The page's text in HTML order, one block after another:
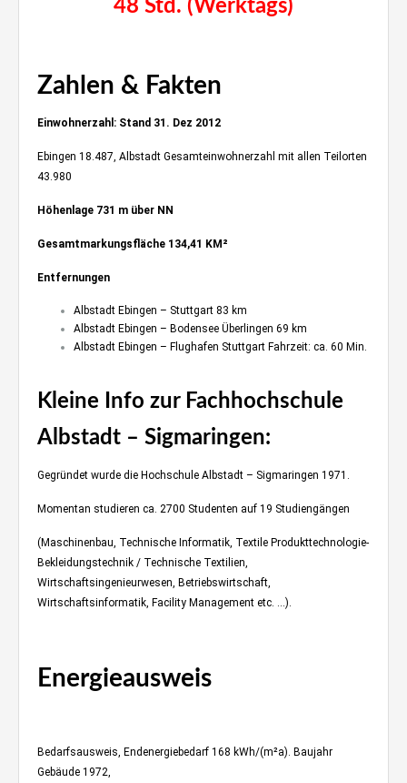
48 Std. (Werktags)
Zahlen & Fakten
Einwohnerzahl: Stand 31. Dez 2012
Ebingen 18.487, Albstadt Gesamteinwohnerzahl mit allen Teilorten
43.980
Höhenlage 731 m über NN
Gesamtmarkungsfläche 134,41 KM²
Entfernungen
Albstadt Ebingen – Stuttgart 83 km
Albstadt Ebingen – Bodensee Überlingen 69 km
Albstadt Ebingen – Flughafen Stuttgart Fahrzeit: ca. 60 Min.
Kleine Info zur Fachhochschule
Albstadt – Sigmaringen:
Gegründet wurde die Hochschule Albstadt – Sigmaringen 1971.
Momentan studieren ca. 2700 Studenten auf 19 Studiengängen
(Maschinenbau, Technische Informatik, Textile Produkttechnologie-
Bekleidungstechnik / Technische Textilien,
Wirtschaftsingenieurwesen, Betriebswirtschaft,
Wirtschaftsinformatik, Facility Management etc. …).
Energieausweis
Bedarfsausweis, Endenergiebedarf 168 kWh/(m²a). Baujahr
Gebäude 1972,